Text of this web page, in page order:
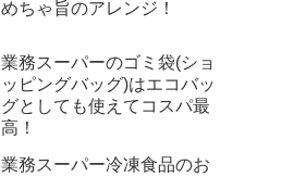
めちゃ旨のアレンジ！
業務スーパーのゴミ袋(ショ
ッピングバッグ)はエコバッ
グとしても使えてコスパ最
高！
業務スーパー冷凍食品のお